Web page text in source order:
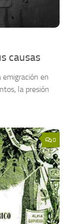
causas
emigración en
la presión
0